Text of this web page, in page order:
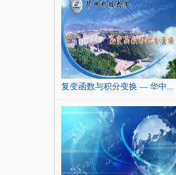
复变函数与积分变换 — 华中...